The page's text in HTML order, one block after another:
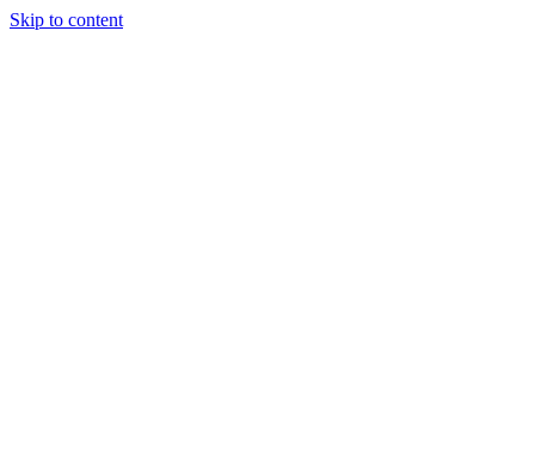
Skip to content